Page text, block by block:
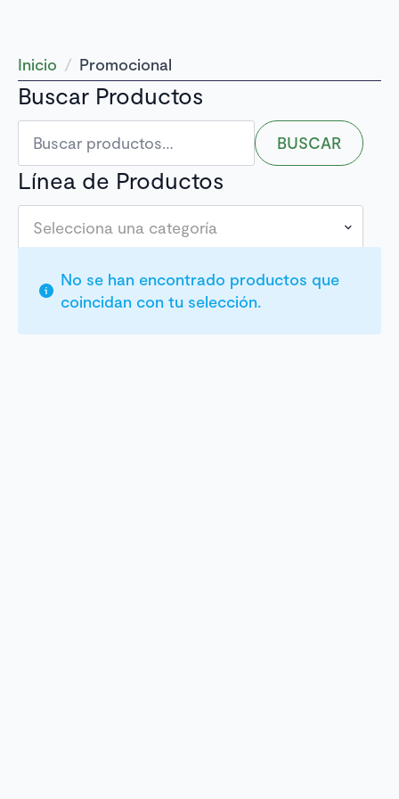
Inicio Promocional
Buscar Productos
Buscar
por:
BUSCAR
Línea de Productos
Selecciona una categoría
No se han encontrado productos que
coincidan con tu selección.